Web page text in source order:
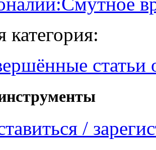
категория:
статьи
/